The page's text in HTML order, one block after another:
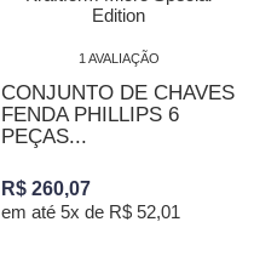
1 AVALIAÇÃO
CONJUNTO DE CHAVES
FENDA PHILLIPS 6
PEÇAS...
R$ 260,07
em até 5x de R$ 52,01